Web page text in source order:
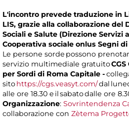
L'incontro prevede traduzione in
LIS, grazie alla collaborazione
Sociali e Salute (Direzione Servizi
Cooperativa sociale onlus Segni
Le persone sorde possono
servizio multimediale gratuito
per Sordi di Roma Capitale -
sitohttps://cgs.veasyt.com/dal
alle ore 18.30 e il sabato dalle ore
Organizzazione: Sovrintendenza
collaborazione con Zètema